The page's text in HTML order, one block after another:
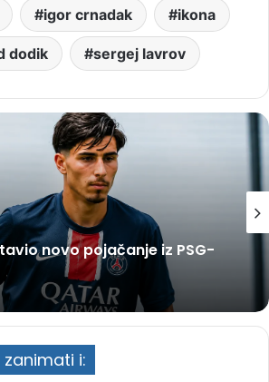
igor crnadak ikona
dodik sergej lavrov
novo pojačanje iz PSG-
i: